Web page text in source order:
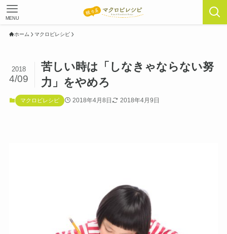
MENU
ホーム マクロビレシピ
苦しい時は「しなきゃならない努
力」をやめろ
2018
4/09
マクロビレシピ 2018年4月8日 2018年4月9日